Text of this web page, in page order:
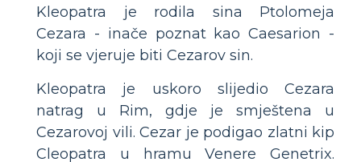
Kleopatra je rodila sina Ptolomeja
Cezara - inače poznat kao Caesarion -
koji se vjeruje biti Cezarov sin.
Kleopatra je uskoro slijedio Cezara
natrag u Rim, gdje je smještena u
Cezarovoj vili. Cezar je podigao zlatni kip
Cleopatra u hramu Venere Genetrix.